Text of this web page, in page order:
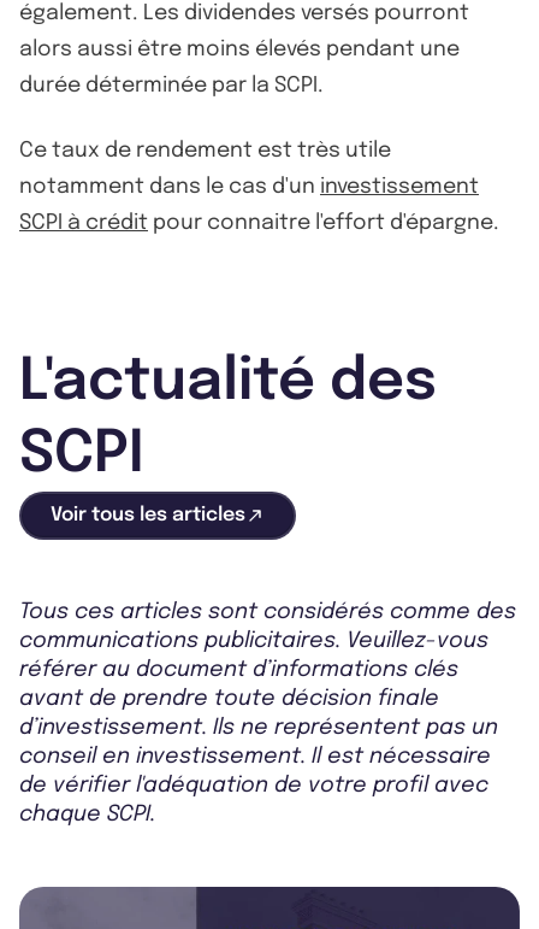
également. Les dividendes versés pourront
alors aussi être moins élevés pendant une
durée déterminée par la SCPI.
Ce taux de rendement est très utile
notamment dans le cas d'un investissement
SCPI à crédit pour connaitre l'effort d'épargne.
L'actualité des
SCPI
Voir tous les articles
Tous ces articles sont considérés comme des
communications publicitaires. Veuillez-vous
référer au document d’informations clés
avant de prendre toute décision finale
d’investissement. Ils ne représentent pas un
conseil en investissement. Il est nécessaire
de vérifier l'adéquation de votre profil avec
chaque SCPI.